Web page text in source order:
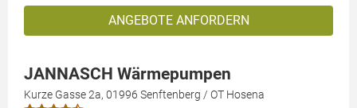
ANGEBOTE ANFORDERN
JANNASCH Wärmepumpen
Kurze Gasse 2a, 01996 Senftenberg / OT Hosena